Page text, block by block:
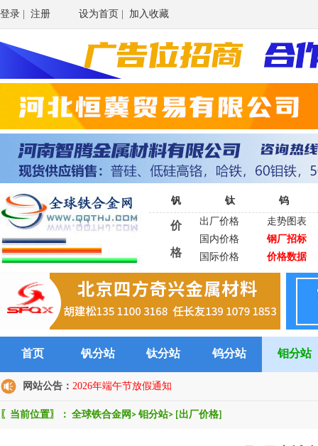
登录 注册 设为首页 加入收藏
钒 钛 钨
价
格
出厂价格
走势图表
国内价格
钢厂招标
国际价格
价格数据
首页 钒分站 钛分站 钨分站 钼分站
网站公告： 2026年端午节放假通知
〖当前位置〗： 全球铁合金网 > 钼分站> [出厂价格]